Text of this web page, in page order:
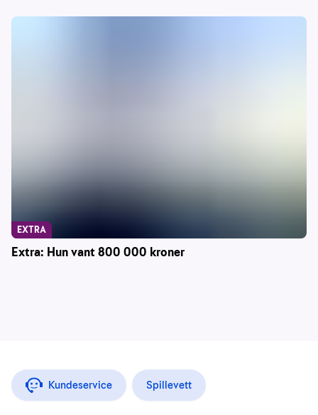
Extra: Hun vant 800 000 kroner
EXTRA
Kundeservice Spillevett